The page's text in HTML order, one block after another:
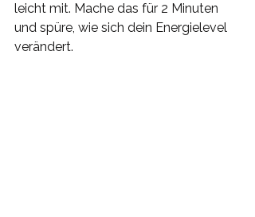
leicht mit. Mache das für 2 Minuten
und spüre, wie sich dein Energielevel
verändert.